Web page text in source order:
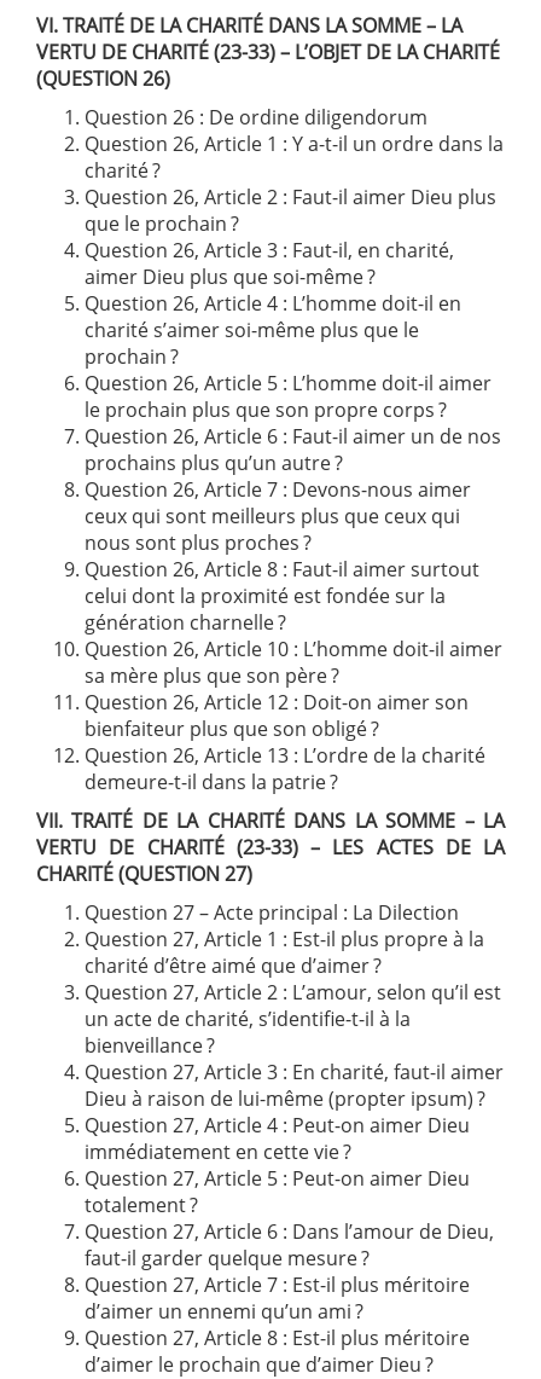
VI. TRAITÉ DE LA CHARITÉ DANS LA SOMME – LA
VERTU DE CHARITÉ (23-33) – L’OBJET DE LA CHARITÉ
(QUESTION 26)
Question 26 : De ordine diligendorum
Question 26, Article 1 : Y a-t-il un ordre dans la
charité ?
Question 26, Article 2 : Faut-il aimer Dieu plus
que le prochain ?
Question 26, Article 3 : Faut-il, en charité,
aimer Dieu plus que soi-même ?
Question 26, Article 4 : L’homme doit-il en
charité s’aimer soi-même plus que le
prochain ?
Question 26, Article 5 : L’homme doit-il aimer
le prochain plus que son propre corps ?
Question 26, Article 6 : Faut-il aimer un de nos
prochains plus qu’un autre ?
Question 26, Article 7 : Devons-nous aimer
ceux qui sont meilleurs plus que ceux qui
nous sont plus proches ?
Question 26, Article 8 : Faut-il aimer surtout
celui dont la proximité est fondée sur la
génération charnelle ?
Question 26, Article 10 : L’homme doit-il aimer
sa mère plus que son père ?
Question 26, Article 12 : Doit-on aimer son
bienfaiteur plus que son obligé ?
Question 26, Article 13 : L’ordre de la charité
demeure-t-il dans la patrie ?
VII. TRAITÉ DE LA CHARITÉ DANS LA SOMME – LA
VERTU DE CHARITÉ (23-33) – LES ACTES DE LA
CHARITÉ (QUESTION 27)
Question 27 – Acte principal : La Dilection
Question 27, Article 1 : Est-il plus propre à la
charité d’être aimé que d’aimer ?
Question 27, Article 2 : L’amour, selon qu’il est
un acte de charité, s’identifie-t-il à la
bienveillance ?
Question 27, Article 3 : En charité, faut-il aimer
Dieu à raison de lui-même (propter ipsum) ?
Question 27, Article 4 : Peut-on aimer Dieu
immédiatement en cette vie ?
Question 27, Article 5 : Peut-on aimer Dieu
totalement ?
Question 27, Article 6 : Dans l’amour de Dieu,
faut-il garder quelque mesure ?
Question 27, Article 7 : Est-il plus méritoire
d’aimer un ennemi qu’un ami ?
Question 27, Article 8 : Est-il plus méritoire
d’aimer le prochain que d’aimer Dieu ?